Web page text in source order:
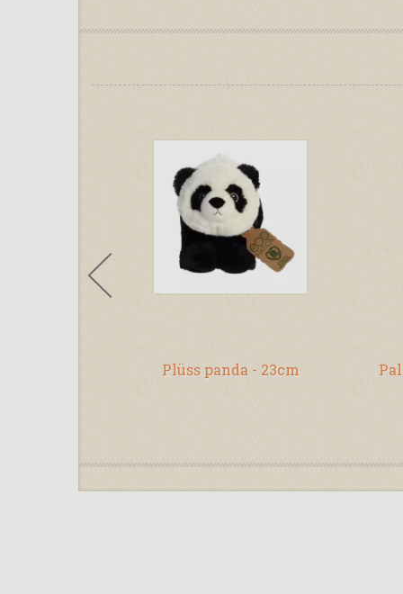
Plüss panda - 23cm